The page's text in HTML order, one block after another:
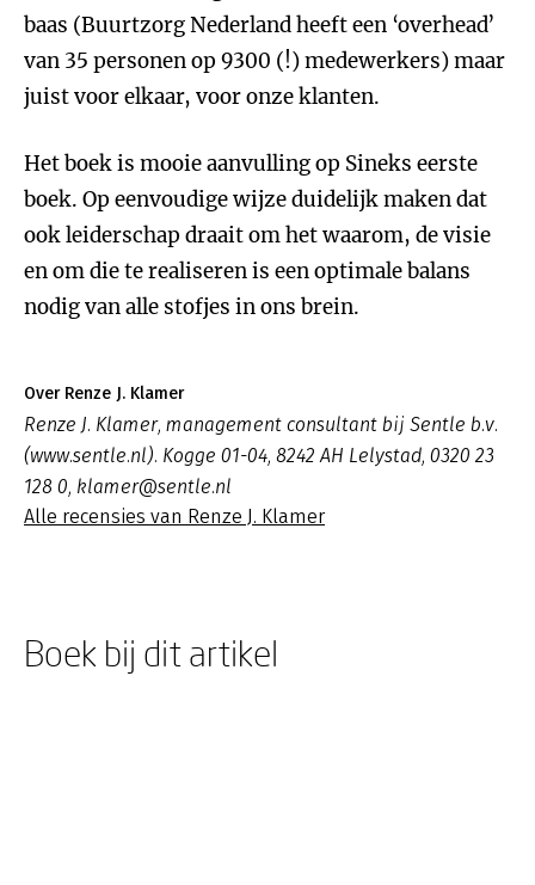
baas (Buurtzorg Nederland heeft een ‘overhead’
van 35 personen op 9300 (!) medewerkers) maar
juist voor elkaar, voor onze klanten.
Het boek is mooie aanvulling op Sineks eerste
boek. Op eenvoudige wijze duidelijk maken dat
ook leiderschap draait om het waarom, de visie
en om die te realiseren is een optimale balans
nodig van alle stofjes in ons brein.
Over Renze J. Klamer
Renze J. Klamer, management consultant bij Sentle b.v.
(www.sentle.nl). Kogge 01-04, 8242 AH Lelystad, 0320 23
128 0, klamer@sentle.nl
Alle recensies van Renze J. Klamer
Boek bij dit artikel